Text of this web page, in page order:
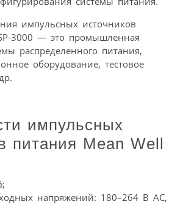
импульсных источников
3000 — это промышленная
распределенного питания,
оборудование, тестовое
импульсных
питания Mean Well
напряжений: 180–264 В АС,